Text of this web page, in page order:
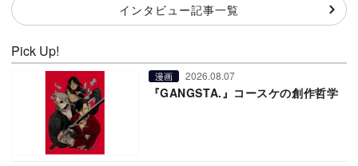
インタビュー記事一覧
Pick Up!
漫画 2026.08.07
『GANGSTA.』コースケの創作哲学